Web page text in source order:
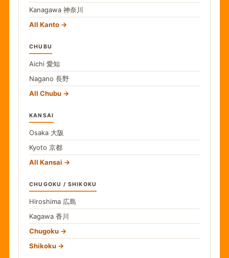
Kanagawa 神奈川
All Kanto
CHUBU
Aichi 愛知
Nagano 長野
All Chubu
KANSAI
Osaka 大阪
Kyoto 京都
All Kansai
CHUGOKU / SHIKOKU
Hiroshima 広島
Kagawa 香川
Chugoku
Shikoku